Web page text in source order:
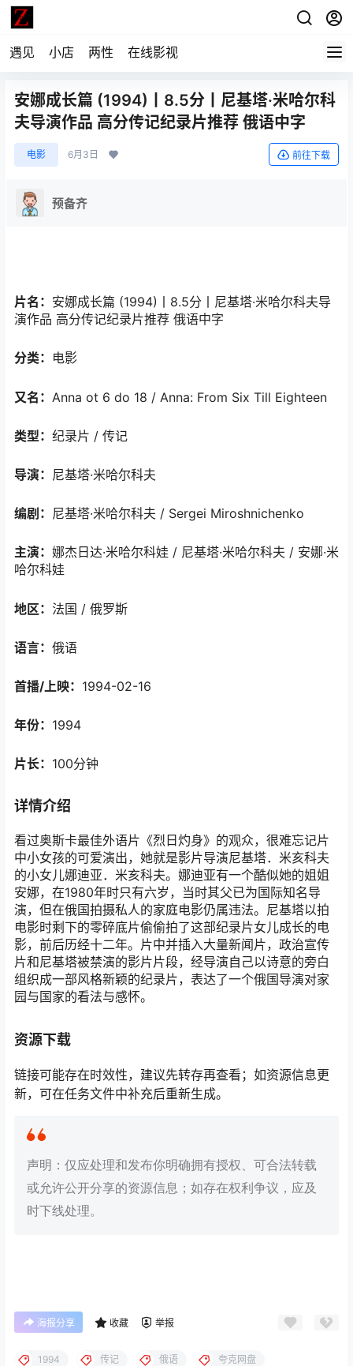
遇见 小店 两性 在线影视
安娜成长篇 (1994)丨8.5分丨尼基塔·米哈尔科
夫导演作品 高分传记纪录片推荐 俄语中字
电影 6月3日 前往下载
预备齐
片名： 安娜成长篇 (1994)丨8.5分丨尼基塔·米哈尔科夫导
演作品 高分传记纪录片推荐 俄语中字
分类： 电影
又名： Anna ot 6 do 18 / Anna: From Six Till Eighteen
类型： 纪录片 / 传记
导演： 尼基塔·米哈尔科夫
编剧： 尼基塔·米哈尔科夫 / Sergei Miroshnichenko
主演： 娜杰日达·米哈尔科娃 / 尼基塔·米哈尔科夫 / 安娜·米
哈尔科娃
地区： 法国 / 俄罗斯
语言： 俄语
首播/上映： 1994-02-16
年份： 1994
片长： 100分钟
详情介绍
看过奥斯卡最佳外语片《烈日灼身》的观众，很难忘记片
中小女孩的可爱演出，她就是影片导演尼基塔．米亥科夫
的小女儿娜迪亚．米亥科夫。娜迪亚有一个酷似她的姐姐
安娜，在1980年时只有六岁，当时其父已为国际知名导
演，但在俄国拍摄私人的家庭电影仍属违法。尼基塔以拍
电影时剩下的零碎底片偷偷拍了这部纪录片女儿成长的电
影，前后历经十二年。片中并插入大量新闻片，政治宣传
片和尼基塔被禁演的影片片段，经导演自己以诗意的旁白
组织成一部风格新颖的纪录片，表达了一个俄国导演对家
园与国家的看法与感怀。
资源下载
链接可能存在时效性，建议先转存再查看；如资源信息更
新，可在任务文件中补充后重新生成。
声明：仅应处理和发布你明确拥有授权、可合法转载
或允许公开分享的资源信息；如存在权利争议，应及
时下线处理。
海报分享 收藏 举报
1994 传记 俄语 夸克网盘